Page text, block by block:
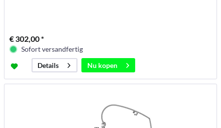
€ 302,00 *
Sofort versandfertig
Details
Nu kopen